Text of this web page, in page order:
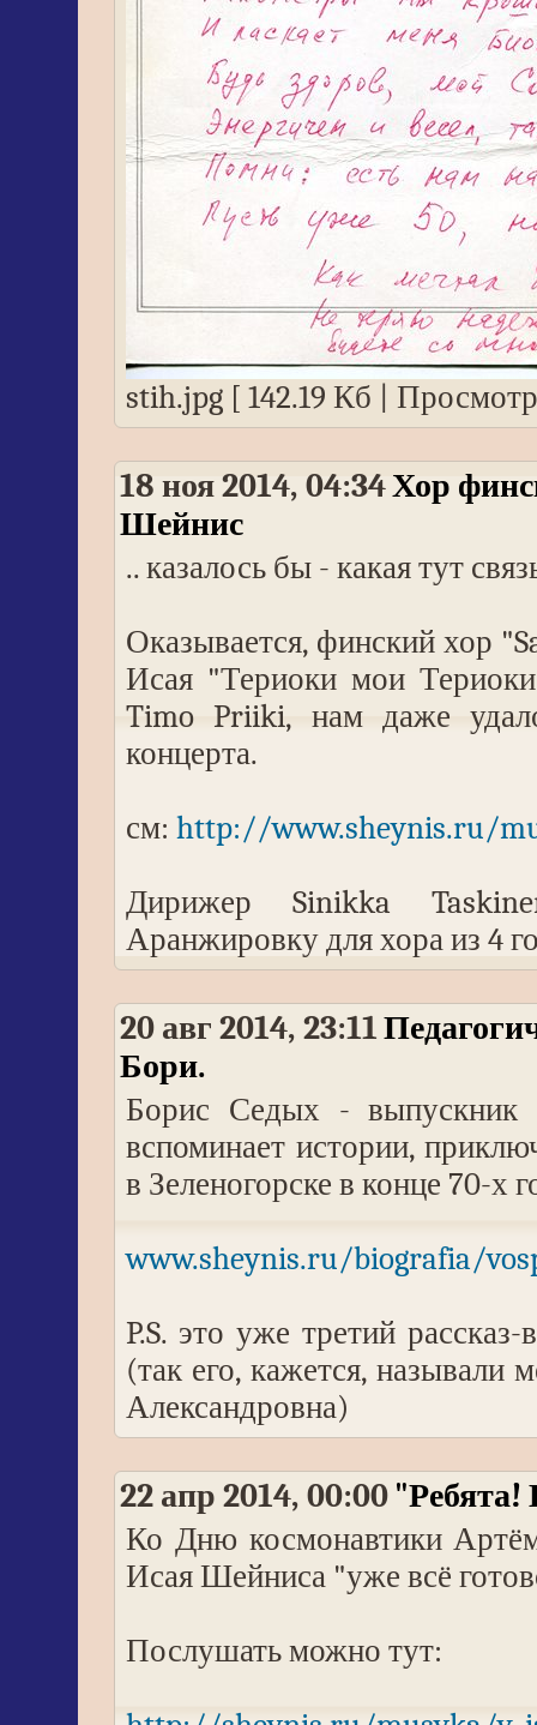
stih.jpg [ 142.19 Кб |
18 ноя 2014, 04:34Хор
Шейнис
.. казалось бы - какая тут
Оказывается, финский хор
Исая "Териоки мои
Timo Priiki, нам даже
концерта.
см: http://www.sheynis.ru/
Дирижер Sinikka
Аранжировку для хора из 4
20 авг 2014, 23:11
Бори.
Борис Седых -
вспоминает истории,
в Зеленогорске в конце 70-х
www.sheynis.ru/biografia/
P.S. это уже третий
(так его, кажется,
Александровна)
22 апр 2014, 00:00
Ко Дню космонавтики
Исая Шейниса "уже всё
Послушать можно тут: